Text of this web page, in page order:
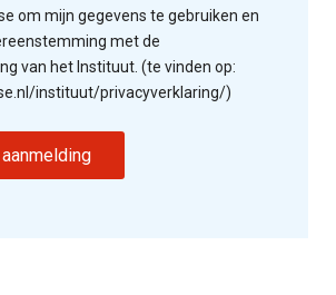
om mijn gegevens te gebruiken en
met de
van het Instituut. (te vinden op:
instituut/privacyverklaring/)